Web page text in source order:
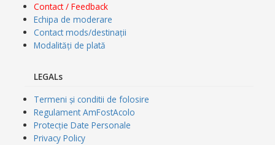
Contact / Feedback
Echipa de moderare
Contact mods/destinații
Modalități de plată
LEGALs
Termeni și conditii de folosire
Regulament AmFostAcolo
Protecție Date Personale
Privacy Policy